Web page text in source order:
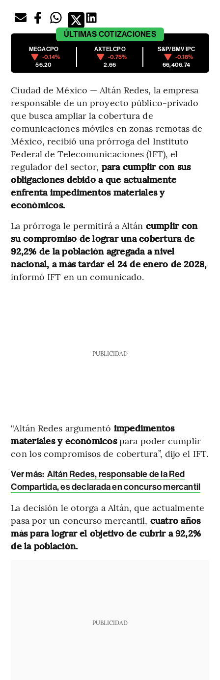
ÚLTIMAS COTIZACIONES
MEGACPO
-0.14%
56.20
AXTELCPO
-0.75%
2.66
S&P/BMV IPC
-0.18%
66,406.74
Ciudad de México — Altán Redes, la empresa
responsable de un proyecto público-privado
que busca ampliar la cobertura de
comunicaciones móviles en zonas remotas de
México, recibió una prórroga del Instituto
Federal de Telecomunicaciones (IFT), el
regulador del sector, para cumplir con sus
obligaciones debido a que actualmente
enfrenta impedimentos materiales y
económicos.
La prórroga le permitirá a Altán cumplir con
su compromiso de lograr una cobertura de
92,2% de la población agregada a nivel
nacional, a más tardar el 24 de enero de 2028,
informó IFT en un comunicado.
PUBLICIDAD
“Altán Redes argumentó impedimentos
materiales y económicospara poder cumplir
con los compromisos de cobertura”, dijo el IFT.
Ver más: Altán Redes, responsable de la Red
Compartida, es declarada en concurso mercantil
La decisión le otorga a Altán, que actualmente
pasa por un concurso mercantil, cuatro años
más para lograr el objetivo de cubrir a 92,2%
de la población.
PUBLICIDAD